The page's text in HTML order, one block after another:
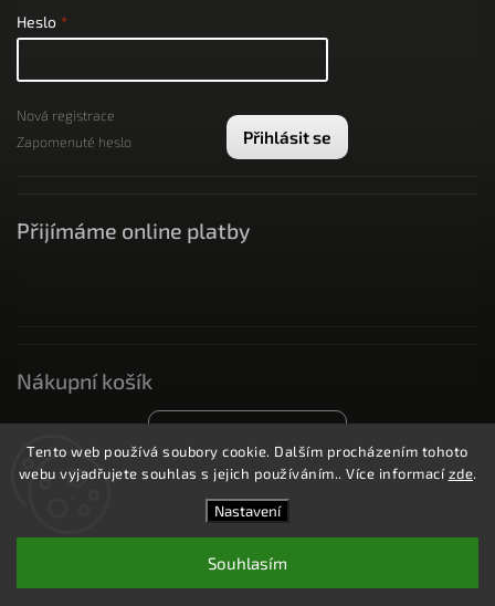
Tento web používá soubory cookie. Dalším procházením tohoto
webu vyjadřujete souhlas s jejich používáním.. Více informacízde.
Nastavení
Souhlasím
Heslo
Přihlásit se
Nová registrace
Zapomenuté heslo
Přijímáme online platby
Nákupní košík
SneakySneakers
vyhrazena.
Upravit nastavení cookies
VytvořilShoptet| DesignShoptak.cz